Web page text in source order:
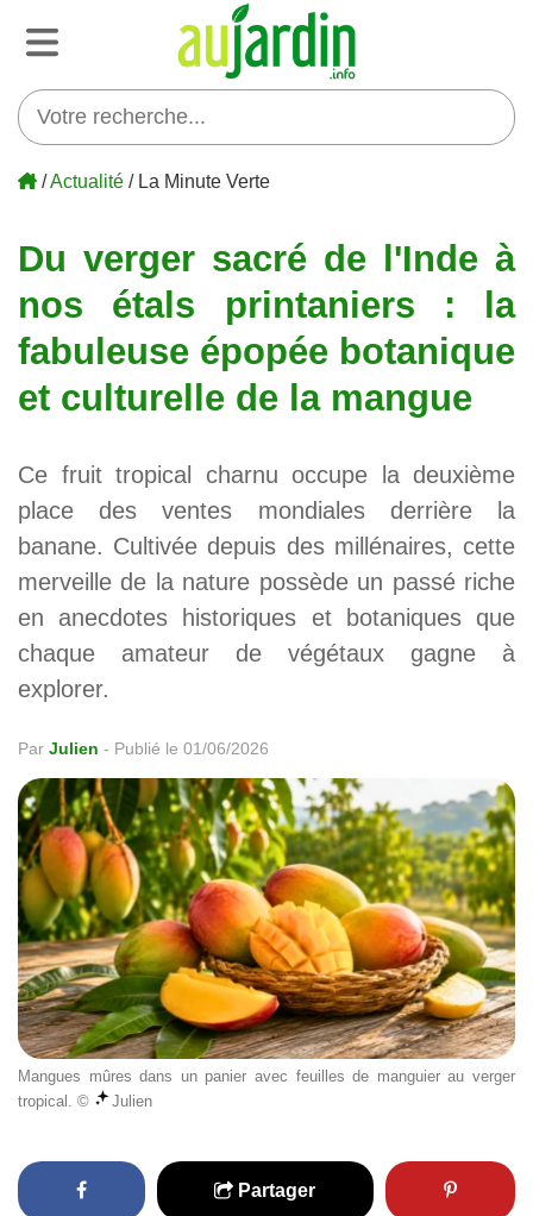
/Actualité / La Minute Verte
Du verger sacré de l'Inde à
nos étals printaniers : la
fabuleuse épopée botanique
et culturelle de la mangue
Ce fruit tropical charnu occupe la deuxième
place des ventes mondiales derrière la
banane. Cultivée depuis des millénaires, cette
merveille de la nature possède un passé riche
en anecdotes historiques et botaniques que
chaque amateur de végétaux gagne à
explorer.
Par Julien - Publié le 01/06/2026
Mangues mûres dans un panier avec feuilles de manguier au verger
tropical. ©
Julien
Partager